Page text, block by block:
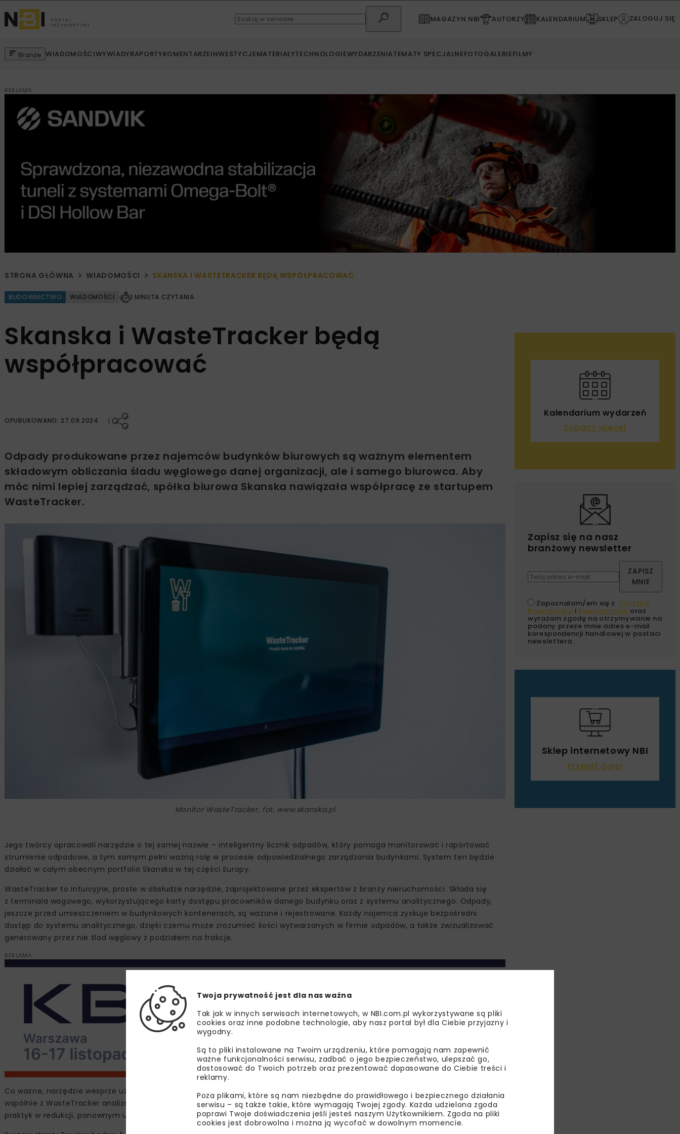
MAGAZYN NBI AUTORZY KALENDARIUM SKLEP ZALOGUJ SIĘ
Branże WIADOMOŚCIWYWIADYRAPORTYKOMENTARZEINWESTYCJEMATERIAŁYTECHNOLOGIEWYDARZENIATEMATY SPECJALNEFOTOGALERIEFILMY
REKLAMA
STRONA GŁÓWNA WIADOMOŚCI SKANSKA I WASTETRACKER BĘDĄ WSPÓŁPRACOWAĆ
BUDOWNICTWO WIADOMOŚCI 1 MINUTA CZYTANIA
Skanska i WasteTracker będą
współpracować
OPUBLIKOWANO: 27.09.2024
Odpady produkowane przez najemców budynków biurowych są ważnym elementem
składowym obliczania śladu węglowego danej organizacji, ale i samego biurowca. Aby
móc nimi lepiej zarządzać, spółka biurowa Skanska nawiązała współpracę ze startupem
WasteTracker.
Monitor WasteTracker, fot. www.skanska.pl
Jego twórcy opracowali narzędzie o tej samej nazwie – inteligentny licznik odpadów, który pomaga monitorować i raportować
strumienie odpadowe, a tym samym pełni ważną rolę w procesie odpowiedzialnego zarządzania budynkami. System ten będzie
działać w całym obecnym portfolio Skanska w tej części Europy.
WasteTracker to intuicyjne, proste w obsłudze narzędzie, zaprojektowane przez ekspertów z branży nieruchomości. Składa się
z terminala wagowego, wykorzystującego karty dostępu pracowników danego budynku oraz z systemu analitycznego. Odpady,
jeszcze przed umieszczeniem w budynkowych kontenerach, są ważone i rejestrowane. Każdy najemca zyskuje bezpośredni
dostęp do systemu analitycznego, dzięki czemu może zrozumieć ilości wytwarzanych w firmie odpadów, a także zwizualizować
generowany przez nie ślad węglowy z podziałem na frakcje.
REKLAMA
Co ważne, narzędzie wesprze użytkowników w dopracowaniu strategii dotyczących gospodarowania odpadami. Najemcy mogą
wspólnie z WasteTracker analizować dane i dobrać najbardziej adekwatne działania z zakresu edukacji i promowania dobrych
praktyk w redukcji, ponownym użyciu czy segregacji odpadów. To pierwsze takie rozwiązanie w Europie.
Kalendarium wydarzeń
Zobacz więcej
Zapisz się na nasz
branżowy newsletter
ZAPISZ
MNIE
Zapoznałam/em się z Polityką
Prywatności i Regulaminem oraz
wyrażam zgodę na otrzymywanie na
podany przeze mnie adres e-mail
korespondencji handlowej w postaci
newslettera.
Sklep internetowy NBI
Przejdź dalej
Twoja prywatność jest dla nas ważna
Tak jak w innych serwisach internetowych, w NBI.com.pl wykorzystywane są pliki
cookies oraz inne podobne technologie, aby nasz portal był dla Ciebie przyjazny i
wygodny.
Są to pliki instalowane na Twoim urządzeniu, które pomagają nam zapewnić
ważne funkcjonalności serwisu, zadbać o jego bezpieczeństwo, ulepszać go,
dostosować do Twoich potrzeb oraz prezentować dopasowane do Ciebie treści i
reklamy.
Poza plikami, które są nam niezbędne do prawidłowego i bezpiecznego działania
serwisu – są także takie, które wymagają Twojej zgody. Każda udzielona zgoda
poprawi Twoje doświadczenia jeśli jesteś naszym Użytkownikiem. Zgoda na pliki
cookies jest dobrowolna i można ją wycofać w dowolnym momencie.